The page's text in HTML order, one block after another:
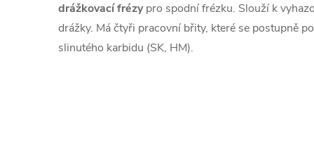
drážkovací frézypro spodní frézku. Slouží k
drážky. Má čtyři pracovní břity, které se postupně
slinutého karbidu (SK, HM).